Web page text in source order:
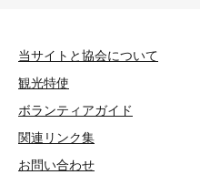
当サイトと協会について
観光特使
ボランティアガイド
関連リンク集
お問い合わせ